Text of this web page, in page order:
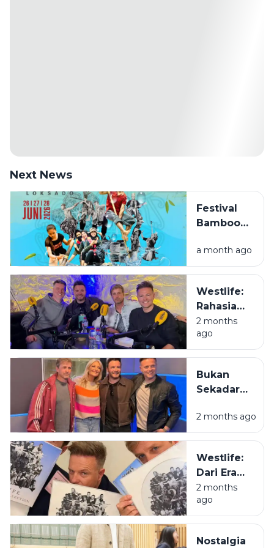
Next News
Festival
Bamboo
Loksado
2026,
Menyusuri
Sungai
Amandit
dengan
Rakit Bambu
di
Pegunungan
a month ago
Westlife:
Rahasia
Kenapa
Mas-Mas
Irlandia Ini
Juara di
Hati Kita
2 months
ago
Bukan
Sekadar
Westlife
Adalah
Tongkrongan
yang
Menolak
Bubar
2 months ago
Westlife:
Dari Era
Bangku
Lipat ke
Era Bapak-
2 months
ago
Nostalgia